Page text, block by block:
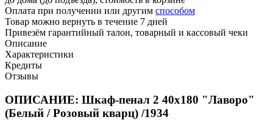
Оплата при получении или другим способом
Товар можно вернуть в течение 7 дней
Привезём гарантийный талон, товарный и кассовый чеки
Описание
Характеристики
Кредиты
Отзывы
ОПИСАНИЕ: Шкаф-пенал 2 40х180 "Лаворо"
(Белый / Розовый кварц) /1934